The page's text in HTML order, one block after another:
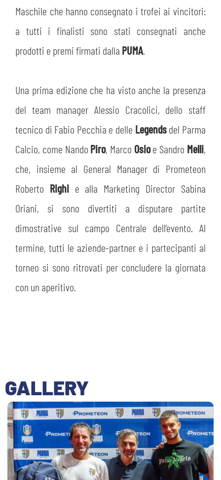
Maschile che hanno consegnato i trofei ai vincitori:
a tutti i finalisti sono stati consegnati anche
prodotti e premi firmati dalla PUMA
Una prima edizione che ha visto anche la presenza
del team manager Alessio Cracolici, dello staff
tecnico di Fabio Pecchia e delle Legendsdel Parma
Calcio, come Nando Piro, Marco Osioe Sandro Melli,
che, insieme al General Manager di Prometeon
Roberto Righi e alla Marketing Director Sabina
Oriani, si sono divertiti a disputare partite
dimostrative sul campo Centrale dell’evento. Al
termine, tutti le aziende-partner e i partecipanti al
torneo si sono ritrovati per concludere la giornata
con un aperitivo.
GALLERY